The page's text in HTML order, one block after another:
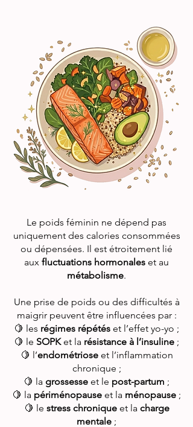
Le poids féminin ne dépend pas
uniquement des calories consommées
ou dépensées. Il est étroitement lié
aux fluctuations hormonales et au
métabolisme.
Une prise de poids ou des difficultés à
maigrir peuvent être influencées par :
🍋 les régimes répétés et l’effet yo-yo ;
🍋 le SOPKet la résistance à l’insuline ;
🍋 l’endométriose et l’inflammation
chronique ;
🍋 la grossesse et le post-partum ;
🍋 la périménopause et la ménopause ;
🍋 le stress chroniqueet la charge
mentale ;